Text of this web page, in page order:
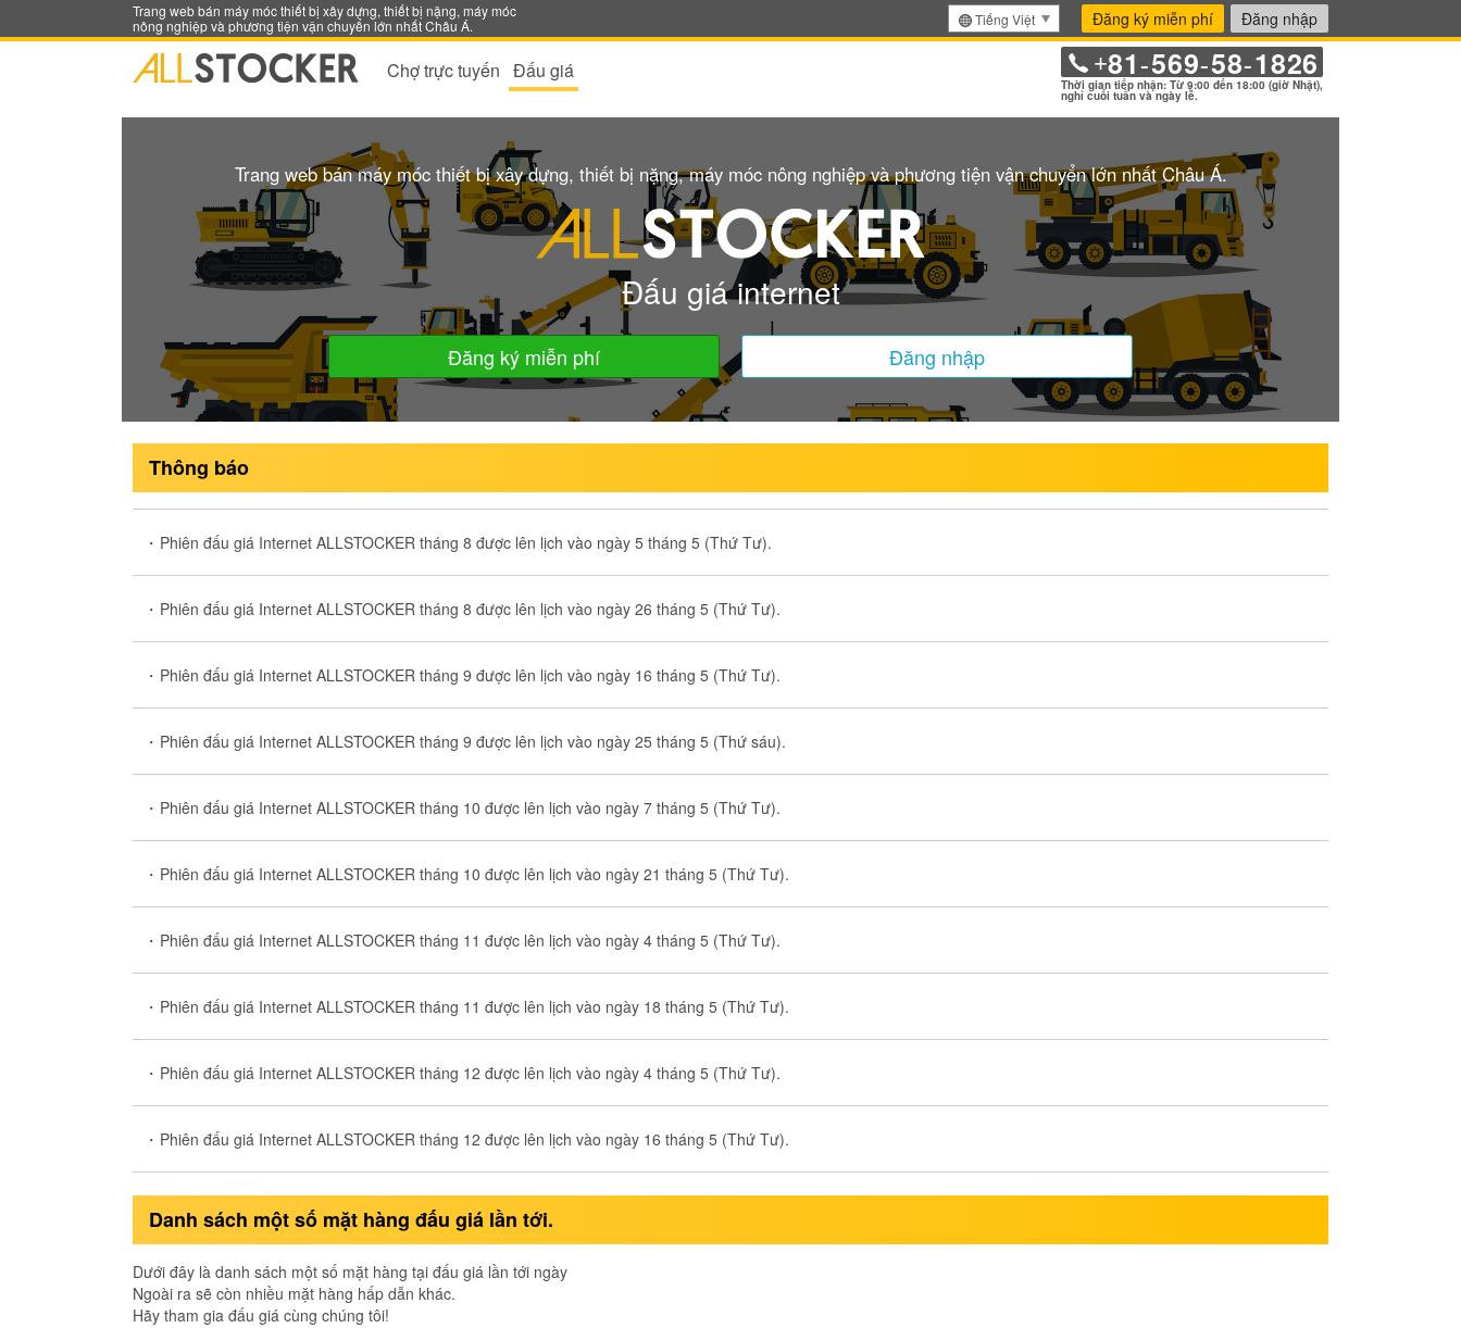
Trang web bán máy móc thiết bị xây dựng, thiết bị nặng, máy móc
nông nghiệp và phương tiện vận chuyển lớn nhất Châu Á.
Tiếng Việt Đăng ký miễn phí Đăng nhập
Chợ trực tuyến Đấu giá +81 -569-58-1826
Thời gian tiếp nhận: Từ 9:00 đến 18:00 (giờ Nhật),
nghỉ cuối tuần và ngày lễ.
Trang web bán máy móc thiết bị xây dựng, thiết bị nặng, máy móc nông nghiệp và phương tiện vận chuyển lớn nhất Châu Á.
Đấu giá internet
Đăng ký miễn phí Đăng nhập
Thông báo
Phiên đấu giá Internet ALLSTOCKER tháng 8 được lên lịch vào ngày 5 tháng 5 (Thứ Tư).
Phiên đấu giá Internet ALLSTOCKER tháng 8 được lên lịch vào ngày 26 tháng 5 (Thứ Tư).
Phiên đấu giá Internet ALLSTOCKER tháng 9 được lên lịch vào ngày 16 tháng 5 (Thứ Tư).
Phiên đấu giá Internet ALLSTOCKER tháng 9 được lên lịch vào ngày 25 tháng 5 (Thứ sáu).
Phiên đấu giá Internet ALLSTOCKER tháng 10 được lên lịch vào ngày 7 tháng 5 (Thứ Tư).
Phiên đấu giá Internet ALLSTOCKER tháng 10 được lên lịch vào ngày 21 tháng 5 (Thứ Tư).
Phiên đấu giá Internet ALLSTOCKER tháng 11 được lên lịch vào ngày 4 tháng 5 (Thứ Tư).
Phiên đấu giá Internet ALLSTOCKER tháng 11 được lên lịch vào ngày 18 tháng 5 (Thứ Tư).
Phiên đấu giá Internet ALLSTOCKER tháng 12 được lên lịch vào ngày 4 tháng 5 (Thứ Tư).
Phiên đấu giá Internet ALLSTOCKER tháng 12 được lên lịch vào ngày 16 tháng 5 (Thứ Tư).
Danh sách một số mặt hàng đấu giá lần tới.
Dưới đây là danh sách một số mặt hàng tại đấu giá lần tới ngày
Ngoài ra sẽ còn nhiều mặt hàng hấp dẫn khác.
Hãy tham gia đấu giá cùng chúng tôi!